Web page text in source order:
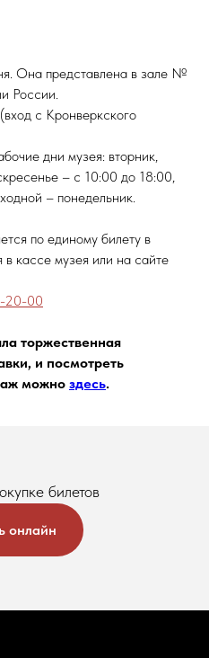
Она представлена в зале №
России.
с Кронверкского
дни музея: вторник,
– с 10:00 до 18:00,
– понедельник.
по единому билету в
кассе музея или на сайте
20-00
торжественная
и посмотреть
можно здесь.
билетов
онлайн